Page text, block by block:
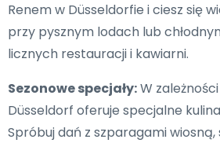
Renem w Düsseldorfie i ciesz się
przy pysznym lodach lub
licznych restauracji i kawiarni.
Sezonowe specjały:W
Düsseldorf oferuje specjalne
Spróbuj dań z szparagami